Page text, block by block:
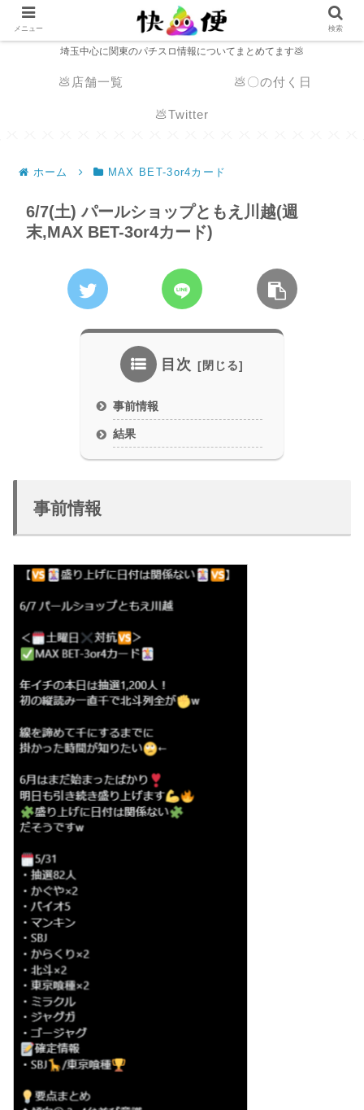
埼玉中心に関東のパチスロ情報についてまとめてます💩
💩店舗一覧 💩〇の付く日
💩Twitter
ホーム MAX BET-3or4カード
6/7(土) パールショップともえ川越(週
末,MAX BET-3or4カード)
目次
事前情報
結果
事前情報
メニュー 検索